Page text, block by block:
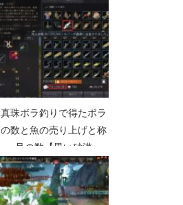
真珠ボラ釣りで得たボラ
の数と魚の売り上げと称
号の数【黒い砂漠
Part2410】